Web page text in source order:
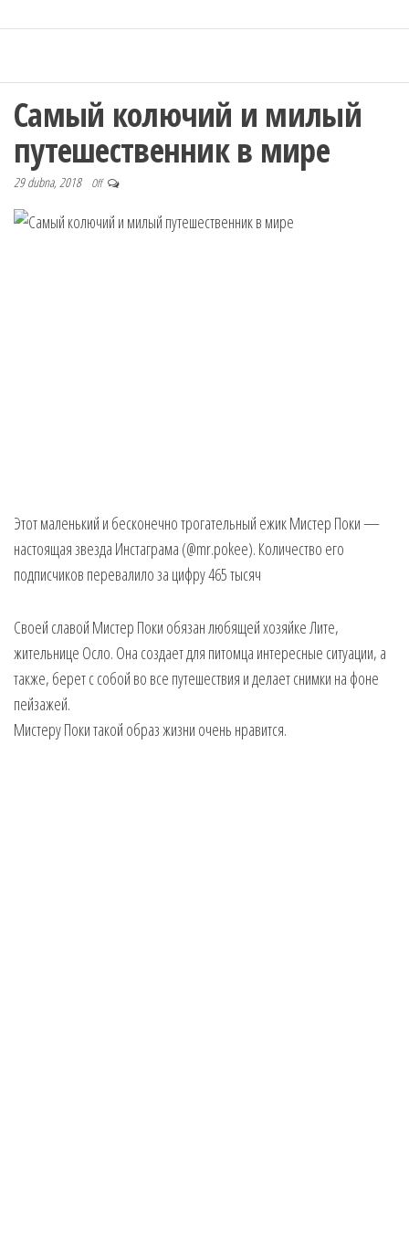
Самый колючий и милый
путешественник в мире
29 dubna, 2018 Off
Этот маленький и бесконечно трогательный ежик Мистер Поки —
настоящая звезда Инстаграма (@mr.pokee). Количество его
подписчиков перевалило за цифру 465 тысяч
Своей славой Мистер Поки обязан любящей хозяйке Лите,
жительнице Осло. Она создает для питомца интересные ситуации, а
также, берет с собой во все путешествия и делает снимки на фоне
пейзажей.
Мистеру Поки такой образ жизни очень нравится.